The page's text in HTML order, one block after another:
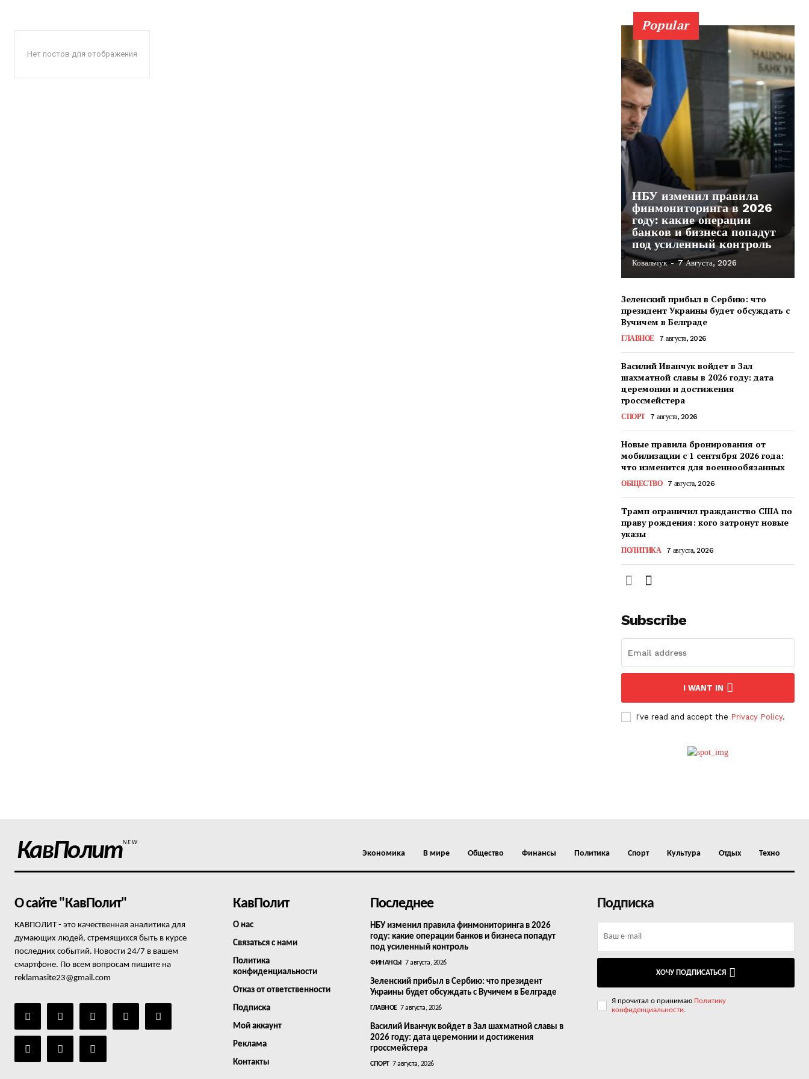
Нет постов для отображения
Popular
НБУ изменил правила
финмониторинга в 2026
году: какие операции
банков и бизнеса попадут
под усиленный контроль
Ковальчук - 7 Августа, 2026
Зеленский прибыл в Сербию: что
президент Украины будет обсуждать с
Вучичем в Белграде
ГЛАВНОЕ 7 августа, 2026
Василий Иванчук войдет в Зал
шахматной славы в 2026 году: дата
церемонии и достижения
гроссмейстера
СПОРТ 7 августа, 2026
Новые правила бронирования от
мобилизации с 1 сентября 2026 года:
что изменится для военнообязанных
ОБЩЕСТВО 7 августа, 2026
Трамп ограничил гражданство США по
праву рождения: кого затронут новые
указы
ПОЛИТИКА 7 августа, 2026
Subscribe
I WANT IN
I've read and accept the Privacy Policy.
КавПолитNEW
Экономика В мире Общество Финансы Политика Спорт Культура Отдых Техно
О сайте "КавПолит"
КАВПОЛИТ - это качественная аналитика для
думающих людей, стремящихся быть в курсе
последних событий. Новости 24/7 в вашем
смартфоне. По всем вопросам пишите на
reklamasite23@gmail.com
КавПолит
О нас
Связаться с нами
Политика
конфиденциальности
Отказ от ответственности
Подписка
Мой аккаунт
Реклама
Контакты
Последнее
НБУ изменил правила финмониторинга в 2026
году: какие операции банков и бизнеса попадут
под усиленный контроль
ФИНАНСЫ 7 августа, 2026
Зеленский прибыл в Сербию: что президент
Украины будет обсуждать с Вучичем в Белграде
ГЛАВНОЕ 7 августа, 2026
Василий Иванчук войдет в Зал шахматной славы в
2026 году: дата церемонии и достижения
гроссмейстера
СПОРТ 7 августа, 2026
Подписка
ХОЧУ ПОДПИСАТЬСЯ
Я прочитал о принимаю Политику
конфиденциальности.